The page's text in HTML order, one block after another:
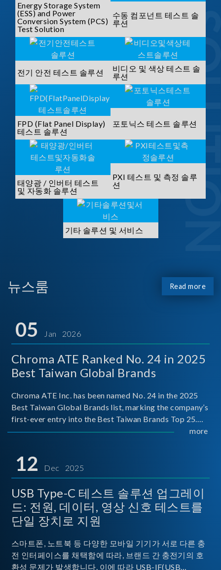
Energy Storage System
(ESS) and Power
Conversion System (PCS)
Test Solution
수동 컴포넌트 테스트 솔
루션
전기 안전 테스트 솔루션
비디오 및 색상 테스트 솔
루션
FPD (Flat Panel Display)
테스트 솔루션
포토닉스 테스트 솔루션
태양광 / 인버터 테스트
및 자동화 솔루션
PXI 테스트 및 측정 솔루
션
기타 솔루션 및 서비스
뉴스룸 Read more
05 Jan 2026
Chroma ATE Ranked No. 24 in 2025
Best Taiwan Global Brands
Chroma ATE Inc. has been named No. 24 in the 2025
Best Taiwan Global Brands list, marking the company’s
first-ever entry into the Best Taiwan Brands Top 25.
This recognition represents a significant milestone for
more
12 Dec 2025
USB Type-C 테스트 솔루션 업그레이
드: 전원, 데이터, 영상 신호 테스트를
단일 장치로 지원
스마트폰, 노트북 등 다양한 모바일 기기가 서로 다른 충
전 인터페이스를 채택함에 따라, 브랜드 간 충전기의 호
환성 문제가 발생합니다. 이에 따라 USB-IF(USB